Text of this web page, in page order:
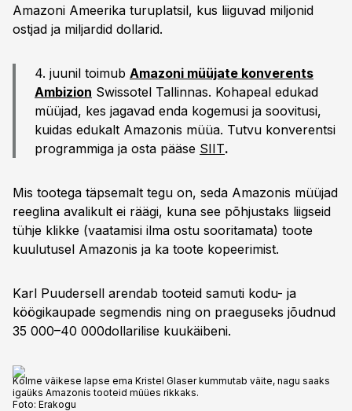
Amazoni Ameerika turuplatsil, kus liiguvad miljonid
ostjad ja miljardid dollarid.
4. juunil toimub Amazoni müüjate konverents
Ambizion Swissotel Tallinnas. Kohapeal edukad
müüjad, kes jagavad enda kogemusi ja soovitusi,
kuidas edukalt Amazonis müüa. Tutvu konverentsi
programmiga ja osta pääse SIIT.
Mis tootega täpsemalt tegu on, seda Amazonis müüjad
reeglina avalikult ei räägi, kuna see põhjustaks liigseid
tühje klikke (vaatamisi ilma ostu sooritamata) toote
kuulutusel Amazonis ja ka toote kopeerimist.
Karl Puudersell arendab tooteid samuti kodu- ja
köögikaupade segmendis ning on praeguseks jõudnud
35 000–40 000dollarilise kuukäibeni.
Kolme väikese lapse ema Kristel Glaser kummutab väite, nagu saaks
igaüks Amazonis tooteid müües rikkaks.
Foto: Erakogu